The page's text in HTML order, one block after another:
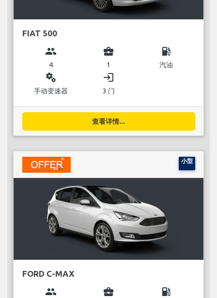
FIAT 500
group
4
business_center
1
local_gas_station
汽油
miscellaneous_services
手动变速器
login
3 门
查看详情...
小型
FORD C-MAX
group business_center local_gas_station